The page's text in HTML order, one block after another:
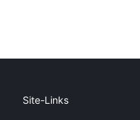
Site-Links